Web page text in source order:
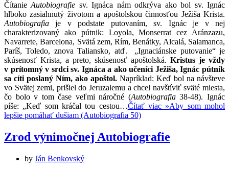
ČítanieAutobiografie sv. Ignáca nám odkrýva ako bol sv. Ignác
hlboko zasiahnutý životom a apoštolskou činnosťou Ježiša Krista.
Autobiografia je v podstate putovaním, sv. Ignác je v nej
charakterizovaný ako pútnik: Loyola, Monserrat cez Aránzazu,
Navarrete, Barcelona, Svätá zem, Rím, Benátky, Alcalá, Salamanca,
Paríš, Toledo, znova Taliansko, atď. „Ignaciánske putovanie“ je
skúsenosť Krista, a preto, skúsenosť apoštolská. Kristus je vždy
v prítomný v srdci sv. Ignáca a ako učeníci Ježiša, Ignác pútnik
sa cíti poslaný Ním, ako apoštol. Napríklad: Keď bol na návšteve
vo Svätej zemi, prišiel do Jeruzalemu a chcel navštíviť sväté miesta,
čo bolo v tom čase veľmi náročné (Autobiografia38-48). Ignác
píše: „Keď som kráčal tou cestou…Čítať viac »Aby som mohol
lepšie pomáhať dušiam (Autobiografia 50)
Zrod výnimočnej Autobiografie
by Ján Benkovský